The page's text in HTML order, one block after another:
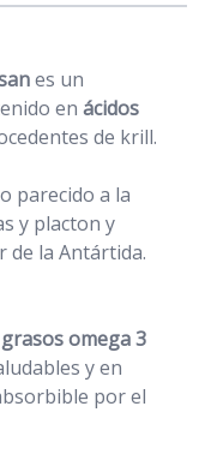
es un
en ácidos
de krill.
parecido a la
y placton y
de la Antártida.
omega 3
y en
por el